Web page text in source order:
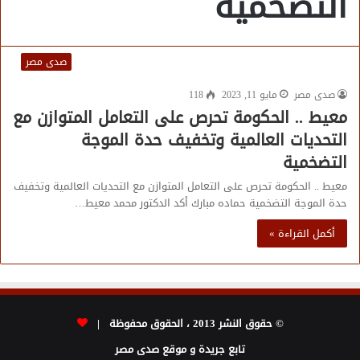
صدى مصر
صدى مصر
مايو 11, 2023 118
معيط .. الحكومة تحرص على التعامل المتوازن مع
التحديات العالمية وتخفيف حدة الموجة
التضخمية
معيط .. الحكومة تحرص على التعامل المتوازن مع التحديات العالمية وتخفيف
حدة الموجة التضخمية حماده مبارك أكد الدكتور محمد معيط…
أكمل القراءة »
© حقوق النشر 2013 ، الحقوق محفوظة |
تابع جريدة و موقع صدى مصر